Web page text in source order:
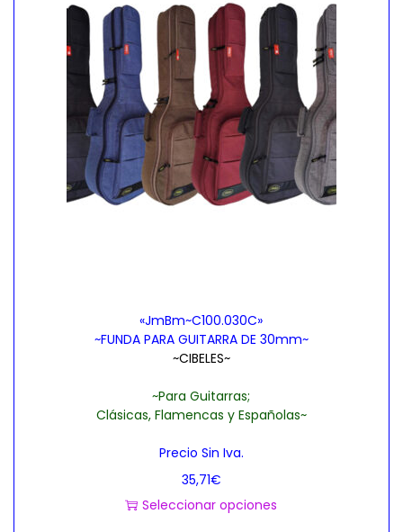
«JmBm~C100.030C»
~FUNDA PARA GUITARRA DE 30mm~
~CIBELES~
~Para Guitarras;
Clásicas, Flamencas y Españolas~
Precio Sin Iva.
35,71€
Seleccionar opciones